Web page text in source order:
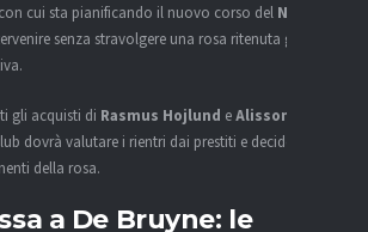
cui sta pianificando il nuovo corso del Napoli
senza stravolgere una rosa ritenuta già
gli acquisti di Rasmus Hojlund eAlisson
dovrà valutare i rientri dai prestiti e decidere il
della rosa.
a De Bruyne: le